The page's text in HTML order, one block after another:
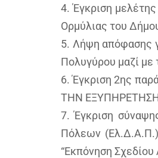
4. Έγκριση
Ορμύλιας του
5. Λήψη απόφασης
Πολυγύρου μαζί με
6. Έγκριση 2ης
ΤΗΝ
7. Έγκριση
Πόλεων (Ελ.Δ.Α.Π.)
“Εκπόνηση